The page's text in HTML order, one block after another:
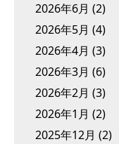
2026年6月 (2)
2026年5月 (4)
2026年4月 (3)
2026年3月 (6)
2026年2月 (3)
2026年1月 (2)
2025年12月 (2)